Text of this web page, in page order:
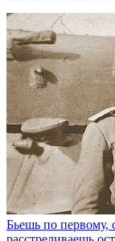
Бьешь по